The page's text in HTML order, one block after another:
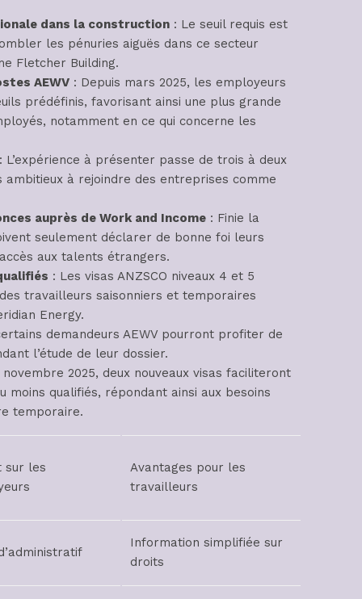
dans la construction : Le seuil requis est
les pénuries aiguës dans ce secteur
Fletcher Building.
AEWV : Depuis mars 2025, les employeurs
prédéfinis, favorisant ainsi une plus grande
notamment en ce qui concerne les
: L’expérience à présenter passe de trois à deux
à rejoindre des entreprises comme
auprès de Work and Income : Finie la
seulement déclarer de bonne foi leurs
aux talents étrangers.
: Les visas ANZSCO niveaux 4 et 5
travailleurs saisonniers et temporaires
Energy.
demandeurs AEWV pourront profiter de
l’étude de leur dossier.
novembre 2025, deux nouveaux visas faciliteront
qualifiés, répondant ainsi aux besoins
temporaire.
sur les
Avantages pour les
travailleurs
Information simplifiée sur
droits